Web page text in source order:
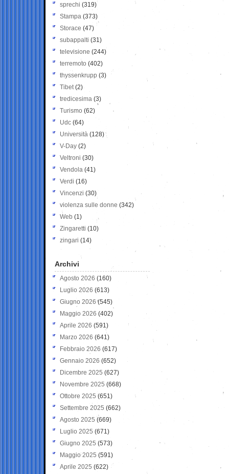
sprechi (319)
Stampa (373)
Storace (47)
subappalti (31)
televisione(244)
terremoto (402)
thyssenkrupp (3)
Tibet(2)
tredicesima (3)
Turismo (62)
Udc (64)
Università (128)
V-Day (2)
Veltroni (30)
Vendola (41)
Verdi (16)
Vincenzi (30)
violenza sulle donne (342)
Web (1)
Zingaretti (10)
zingari (14)
Archivi
Agosto 2026 (160)
Luglio 2026 (613)
Giugno 2026 (545)
Maggio 2026 (402)
Aprile 2026 (591)
Marzo 2026 (641)
Febbraio 2026 (617)
Gennaio 2026 (652)
Dicembre 2025 (627)
Novembre 2025 (668)
Ottobre 2025 (651)
Settembre 2025 (662)
Agosto 2025 (669)
Luglio 2025 (671)
Giugno 2025 (573)
Maggio 2025 (591)
Aprile 2025 (622)